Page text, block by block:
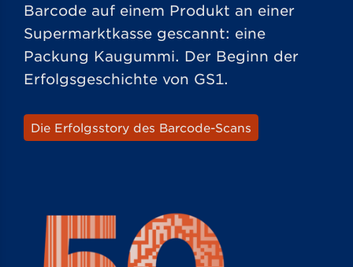
Barcode auf einem Produkt an einer
Supermarktkasse gescannt: eine
Packung Kaugummi. Der Beginn der
Erfolgsgeschichte von GS1.
Die Erfolgsstory des Barcode-Scans